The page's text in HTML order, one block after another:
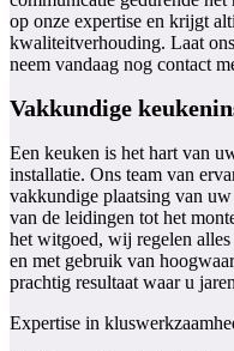
op onze expertise en krijgt
kwaliteitverhouding. Laat
neem vandaag nog contact
Vakkundige
Een keuken is het hart van
installatie. Ons team van
vakkundige plaatsing van
van de leidingen tot het
het witgoed, wij regelen
en met gebruik van
prachtig resultaat waar u
Expertise in